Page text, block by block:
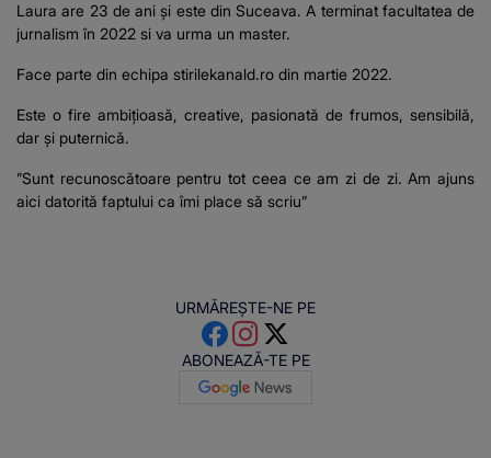
Laura are 23 de ani și este din Suceava. A terminat facultatea de
jurnalism în 2022 si va urma un master.
Face parte din echipa stirilekanald.ro din martie 2022.
Este o fire ambițioasă, creative, pasionată de frumos, sensibilă,
dar și puternică.
”Sunt recunoscătoare pentru tot ceea ce am zi de zi. Am ajuns
aici datorită faptului ca îmi place să scriu”
URMĂREȘTE-NE PE
ABONEAZĂ-TE PE